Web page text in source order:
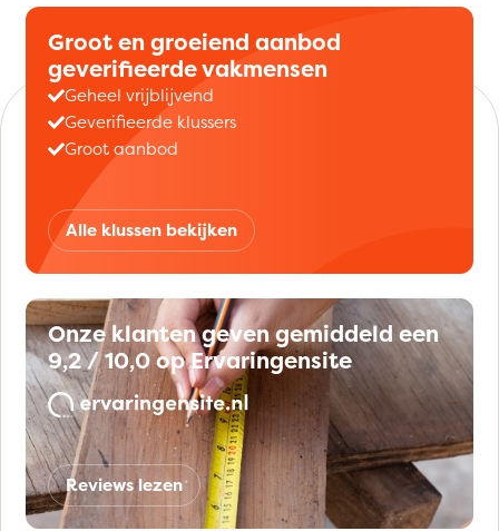
Groot en groeiend aanbod
geverifieerde vakmensen
Geheel vrijblijvend
Geverifieerde klussers
Groot aanbod
Alle klussen bekijken
Onze klanten geven gemiddeld een
9,2 / 10,0 op Ervaringensite
Reviews lezen